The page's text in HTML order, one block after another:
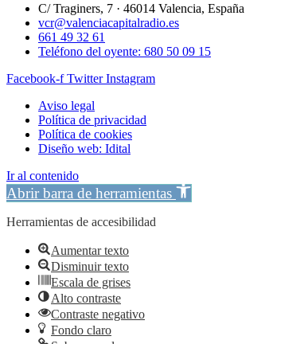
C/ Traginers, 7 · 46014 Valencia, España
vcr@valenciacapitalradio.es
661 49 32 61
Teléfono del oyente: 680 50 09 15
Facebook-f Twitter Instagram
Aviso legal
Política de privacidad
Política de cookies
Diseño web: Idital
Ir al contenido
Abrir barra de herramientas
Herramientas de accesibilidad
Aumentar texto
Disminuir texto
Escala de grises
Alto contraste
Contraste negativo
Fondo claro